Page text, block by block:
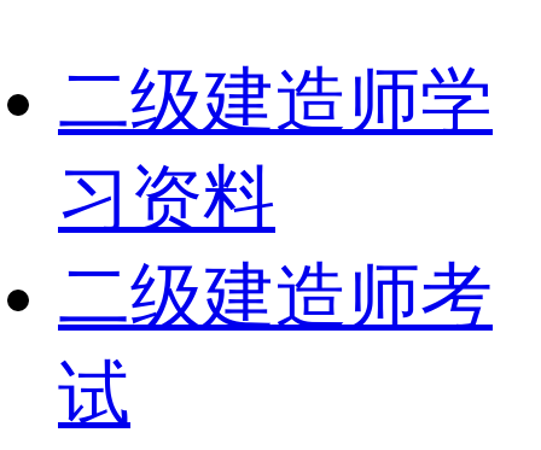
二级建造师学
习资料
二级建造师考
试